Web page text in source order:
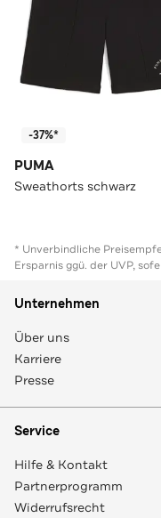
-37%*
PUMA
Sweathorts schwarz
* Unverbindliche
Ersparnis ggü. der UVP,
Unternehmen
Über uns
Karriere
Presse
Service
Hilfe & Kontakt
Partnerprogramm
Widerrufsrecht